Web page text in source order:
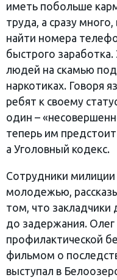
иметь побольше
труда, а сразу много,
найти номера
быстрого
людей на скамью
наркотиках. Говоря
ребят к своему
один –
теперь им предстоит
а Уголовный кодекс.
Сотрудники
молодежью,
том, что закладчики
до задержания.
профилактической
фильмом о
выступал в